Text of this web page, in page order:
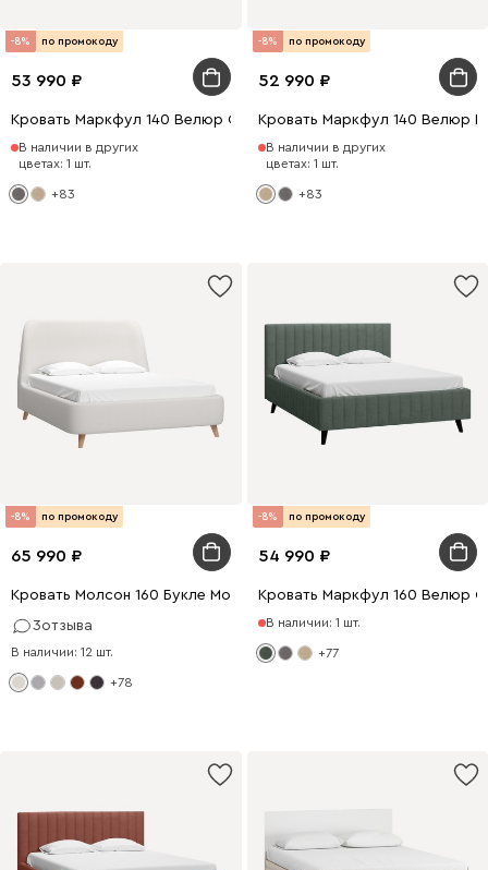
-8% по промокоду
53 990
Кровать Маркфул 140 Велюр Серый
В наличии в других
цветах: 1 шт.
+83
-8% по промокоду
52 990
Кровать Маркфул 140 Велюр
В наличии в других
цветах: 1 шт.
+83
-8% по промокоду
65 990
Кровать Молсон 160 Букле Молочный
3отзыва
В наличии: 12 шт.
+78
-8% по промокоду
54 990
Кровать Маркфул 160 Велюр
В наличии: 1 шт.
+77